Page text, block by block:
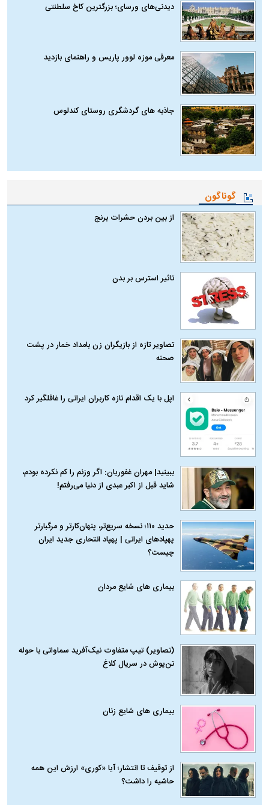
دیدنی‌های ورسای؛ بزرگترین کاخ سلطنتی
معرفی موزه لوور پاریس و راهنمای بازدید
جاذبه های گردشگری روستای کندلوس
گوناگون
از بین بردن حشرات برنج
تاثیر استرس بر بدن
تصاویر تازه از بازیگران زن بامداد خمار در پشت
صحنه
اپل با یک اقدام تازه کاربران ایرانی را غافلگیر کرد
ببینید| مهران غفوریان: اگر وزنم را کم نکرده بودم،
شاید قبل از اکبر عبدی از دنیا می‌رفتم!
حدید ۱۱۰؛ نسخه سریع‌تر، پنهان‌کارتر و مرگبارتر
پهپادهای ایرانی | پهپاد انتحاری جدید ایران
چیست؟
بیماری‌ های شایع مردان
(تصاویر) تیپ متفاوت نیک‌آفرید سماواتی با حوله
تن‌پوش در سریال کلاغ
بیماری‌ های شایع زنان
از توقیف تا انتشار؛ آیا «کوری» ارزش این همه
حاشیه را داشت؟